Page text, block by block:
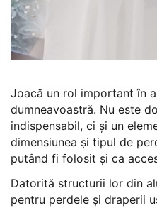
Joacă un rol important în
dumneavoastră. Nu este
indispensabil, ci și un
dimensiunea și tipul de
putând fi folosit și ca
Datorită structurii lor din
pentru perdele și draperii